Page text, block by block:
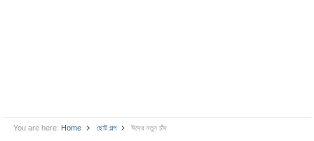
You are here: Home ছোট গল্প ঈদের নতুন চাঁদ